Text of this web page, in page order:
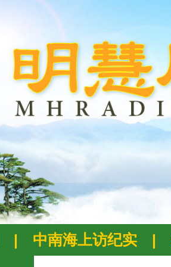
| 中南海上访纪实 |